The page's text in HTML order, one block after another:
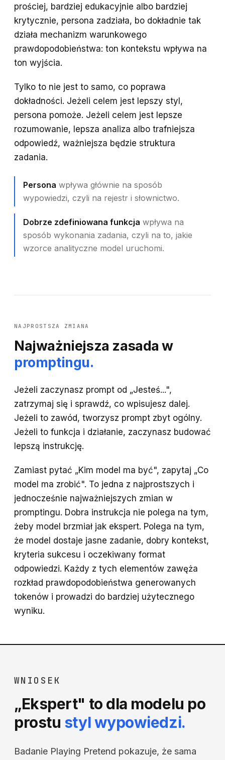
prościej, bardziej edukacyjnie albo bardziej
krytycznie, persona zadziała, bo dokładnie tak
działa mechanizm warunkowego
prawdopodobieństwa: ton kontekstu wpływa na
ton wyjścia.
Tylko to nie jest to samo, co poprawa
dokładności. Jeżeli celem jest lepszy styl,
persona pomoże. Jeżeli celem jest lepsze
rozumowanie, lepsza analiza albo trafniejsza
odpowiedź, ważniejsza będzie struktura
zadania.
Persona wpływa głównie na sposób
wypowiedzi, czyli na rejestr i słownictwo.
Dobrze zdefiniowana funkcja wpływa na
sposób wykonania zadania, czyli na to, jakie
wzorce analityczne model uruchomi.
NAJPROSTSZA ZMIANA
Najważniejsza zasada w
promptingu.
Jeżeli zaczynasz prompt od „Jesteś...",
zatrzymaj się i sprawdź, co wpisujesz dalej.
Jeżeli to zawód, tworzysz prompt zbyt ogólny.
Jeżeli to funkcja i działanie, zaczynasz budować
lepszą instrukcję.
Zamiast pytać „Kim model ma być", zapytaj „Co
model ma zrobić". To jedna z najprostszych i
jednocześnie najważniejszych zmian w
promptingu. Dobra instrukcja nie polega na tym,
żeby model brzmiał jak ekspert. Polega na tym,
że model dostaje jasne zadanie, dobry kontekst,
kryteria sukcesu i oczekiwany format
odpowiedzi. Każdy z tych elementów zawęża
rozkład prawdopodobieństwa generowanych
tokenów i prowadzi do bardziej użytecznego
wyniku.
WNIOSEK
„Ekspert" to dla modelu po
prostu styl wypowiedzi.
Badanie Playing Pretend pokazuje, że sama